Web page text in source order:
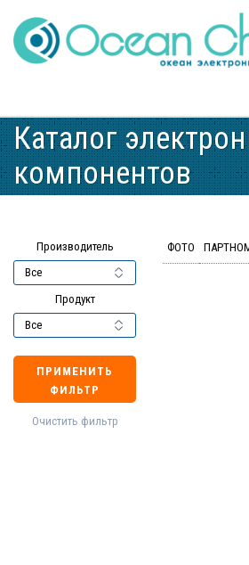
to
content
Каталог
компонентов
Производитель
Продукт
ПРИМЕНИТЬ
ФИЛЬТР
Очистить фильтр
ФОТО